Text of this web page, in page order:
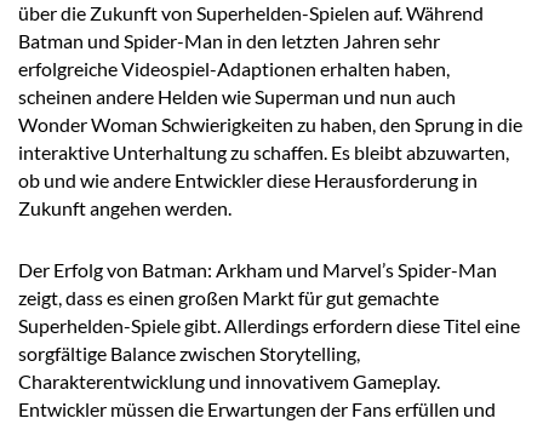
über die Zukunft von Superhelden-Spielen auf. Während
Batman und Spider-Man in den letzten Jahren sehr
erfolgreiche Videospiel-Adaptionen erhalten haben,
scheinen andere Helden wie Superman und nun auch
Wonder Woman Schwierigkeiten zu haben, den Sprung in die
interaktive Unterhaltung zu schaffen. Es bleibt abzuwarten,
ob und wie andere Entwickler diese Herausforderung in
Zukunft angehen werden.
Der Erfolg von Batman: Arkham und Marvel’s Spider-Man
zeigt, dass es einen großen Markt für gut gemachte
Superhelden-Spiele gibt. Allerdings erfordern diese Titel eine
sorgfältige Balance zwischen Storytelling,
Charakterentwicklung und innovativem Gameplay.
Entwickler müssen die Erwartungen der Fans erfüllen und